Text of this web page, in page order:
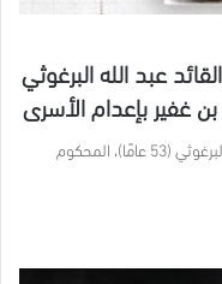
عبد الله البرغوثي
غفير بإعدام الأسرى
أكد مكتب إعلام الأسرى أن الأسير عبد الله غالب البرغوثي (53 عامًا)، المحكوم